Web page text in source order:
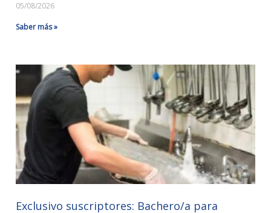
05/08/2026
Saber más »
Exclusivo suscriptores: Bachero/a para